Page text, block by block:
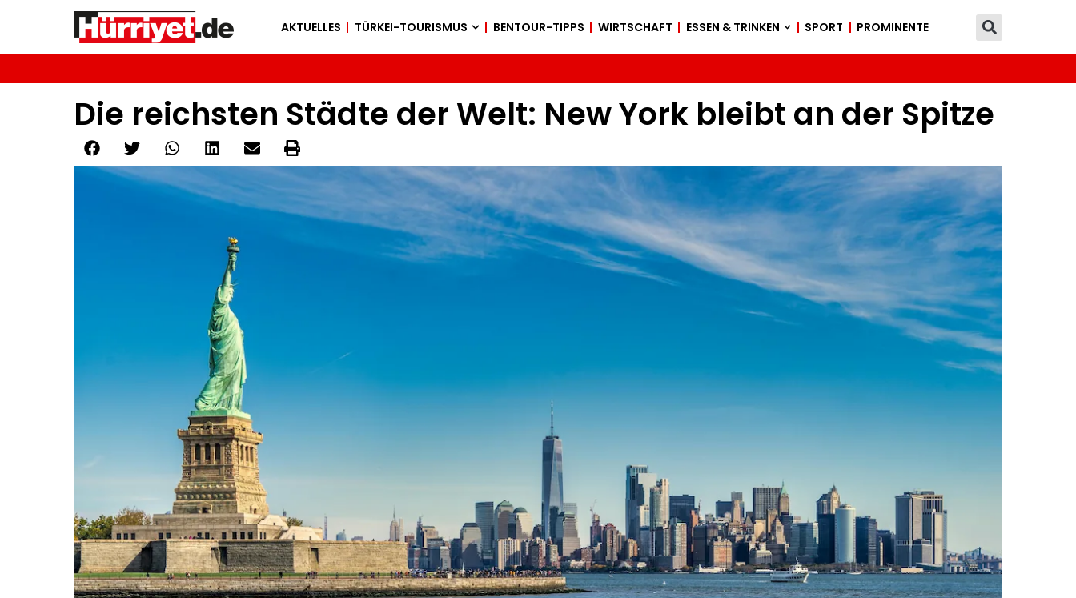
AKTUELLES TÜRKEI-TOURISMUS BENTOUR-TIPPS WIRTSCHAFT ESSEN & TRINKEN SPORT PROMINENTE
Die reichsten Städte der Welt: New York bleibt an der Spitze